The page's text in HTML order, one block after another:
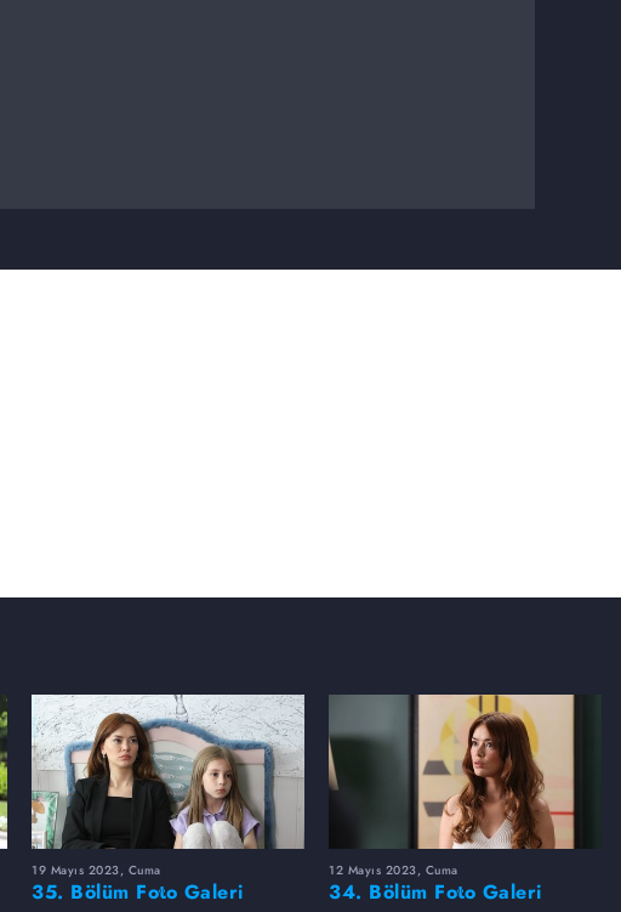
19 Mayıs 2023, Cuma
35. Bölüm Foto Galeri
12 Mayıs 2023, Cuma
34. Bölüm Foto Galeri